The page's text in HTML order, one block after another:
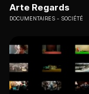
Arte Regards
DOCUMENTAIRES SOCIÉTÉ